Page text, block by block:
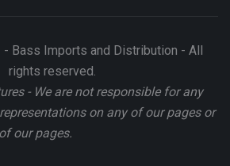
Bass Imports and Distribution - All
rights reserved.
- We are not responsible for any
on any of our pages or
our pages.